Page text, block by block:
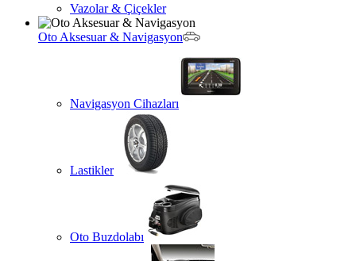
Vazolar & Çiçekler
Oto Aksesuar & Navigasyon
Navigasyon Cihazları
Lastikler
Oto Buzdolabı